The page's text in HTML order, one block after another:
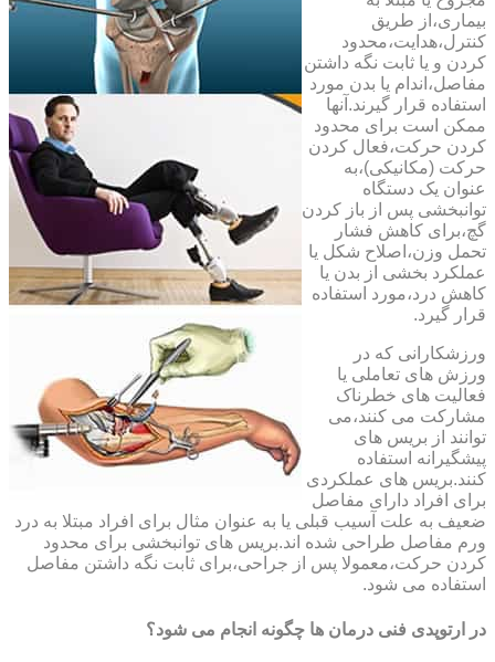
بیماری،از طریق
کنترل،هدایت،محدود
کردن و یا ثابت نگه داشتن
مفاصل،اندام یا بدن مورد
استفاده قرار گیرند.آنها
ممکن است برای محدود
کردن حرکت،فعال کردن
حرکت (مکانیکی)،به
عنوان یک دستگاه
توانبخشی پس از باز کردن
گچ،برای کاهش فشار
تحمل وزن،اصلاح شکل یا
عملکرد بخشی از بدن یا
کاهش درد،مورد استفاده
قرار گیرد.
ورزشکارانی که در
ورزش های تعاملی یا
فعالیت های خطرناک
مشارکت می کنند،می
توانند از بریس های
پیشگیرانه استفاده
کنند.بریس های عملکردی
برای افراد دارای مفاصل
ضعیف به علت آسیب قبلی یا به عنوان مثال برای افراد مبتلا به درد
ورم مفاصل طراحی شده اند.بریس های توانبخشی برای محدود
کردن حرکت،معمولا پس از جراحی،برای ثابت نگه داشتن مفاصل
استفاده می شود.
در ارتوپدی فنی درمان ها چگونه انجام می شود؟